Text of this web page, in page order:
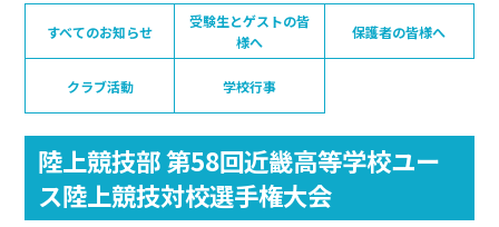
すべてのお知らせ
受験生とゲストの皆
様へ
保護者の皆様へ
クラブ活動 学校行事
陸上競技部 第58回近畿高等学校ユー
ス陸上競技対校選手権大会